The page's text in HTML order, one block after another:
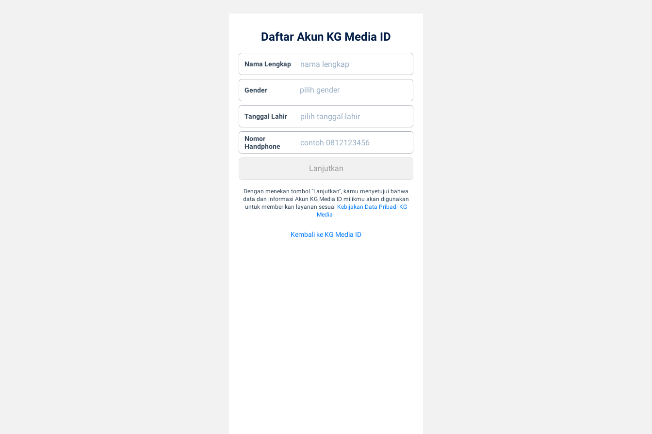
Daftar Akun KG Media ID
Nama Lengkap
Gender
Tanggal Lahir
Nomor
Handphone
Dengan menekan tombol “Lanjutkan”, kamu menyetujui bahwa
data dan informasi Akun KG Media ID milikmu akan digunakan
untuk memberikan layanan sesuai Kebijakan Data Pribadi KG
Media .
Kembali ke KG Media ID